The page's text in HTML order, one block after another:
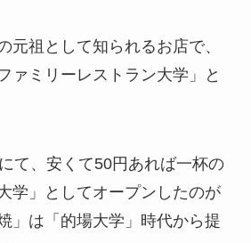
元祖として知られるお店で、
ァミリーレストラン大学」と
て、安くて50円あれば一杯の
学」としてオープンしたのが
」は「的場大学」時代から提